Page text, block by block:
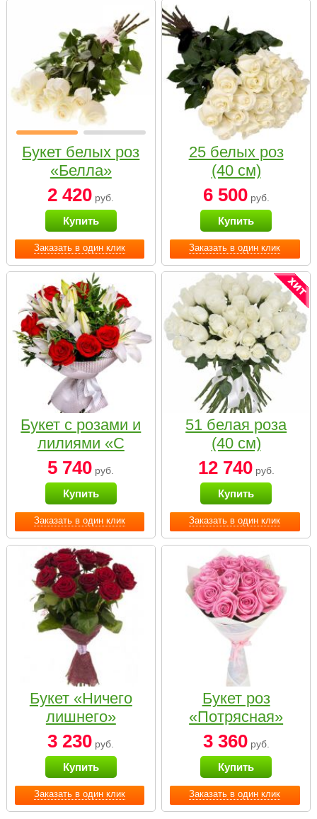
Заказать в один клик
Букет белых роз
«Белла»
2 420 руб.
Купить
Заказать в один клик
25 белых роз
(40 см)
6 500руб.
Купить
Заказать в один клик
Букет с розами и
лилиями «С
наилучшими
пожеланиями»
5 740 руб.
Купить
Заказать в один клик
51 белая роза
(40 см)
12 740руб.
Купить
Заказать в один клик
Букет «Ничего
лишнего»
3 230 руб.
Купить
Заказать в один клик
Букет роз
«Потрясная»
3 360руб.
Купить